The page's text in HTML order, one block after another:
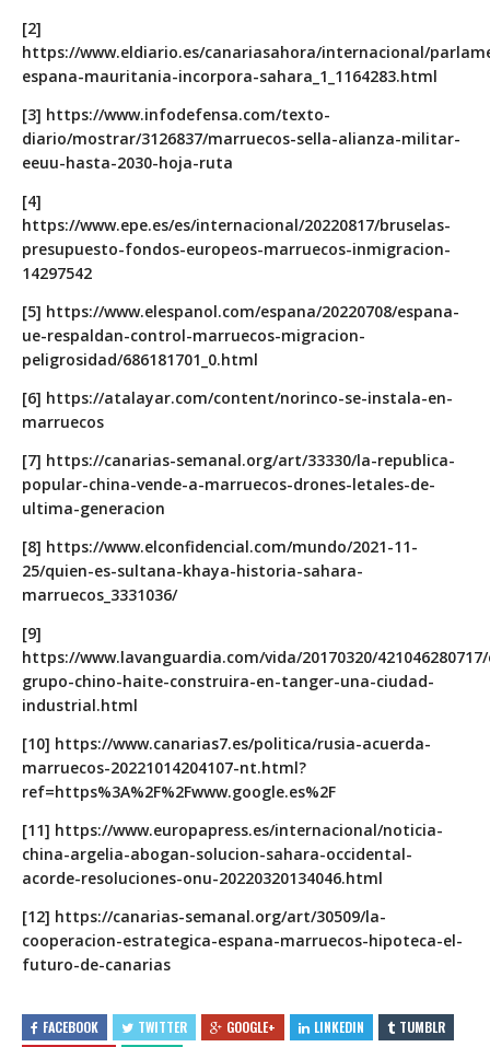
[2]
https://www.eldiario.es/canariasahora/internacional/
espana-mauritania-incorpora-sahara_1_1164283.html
[3] https://www.infodefensa.com/texto-
diario/mostrar/3126837/marruecos-sella-alianza-militar-
eeuu-hasta-2030-hoja-ruta
[4]
https://www.epe.es/es/internacional/20220817/bruselas-
presupuesto-fondos-europeos-marruecos-inmigracion-
14297542
[5] https://www.elespanol.com/espana/20220708/espana-
ue-respaldan-control-marruecos-migracion-
peligrosidad/686181701_0.html
[6] https://atalayar.com/content/norinco-se-instala-en-
marruecos
[7] https://canarias-semanal.org/art/33330/la-republica-
popular-china-vende-a-marruecos-drones-letales-de-
ultima-generacion
[8] https://www.elconfidencial.com/mundo/2021-11-
25/quien-es-sultana-khaya-historia-sahara-
marruecos_3331036/
[9]
https://www.lavanguardia.com/vida/20170320/
grupo-chino-haite-construira-en-tanger-una-ciudad-
industrial.html
[10] https://www.canarias7.es/politica/rusia-acuerda-
marruecos-20221014204107-nt.html?
ref=https%3A%2F%2Fwww.google.es%2F
[11] https://www.europapress.es/internacional/noticia-
china-argelia-abogan-solucion-sahara-occidental-
acorde-resoluciones-onu-20220320134046.html
[12] https://canarias-semanal.org/art/30509/la-
cooperacion-estrategica-espana-marruecos-hipoteca-el-
futuro-de-canarias
FACEBOOK TWITTER GOOGLE+ LINKEDIN
TUMBLR